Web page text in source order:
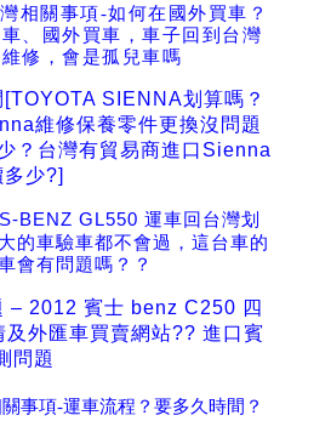
相關事項-如何在國外買車？
、國外買車，車子回到台灣
修，會是孤兒車嗎
SIENNA划算嗎？
維修保養零件更換沒問題
？台灣有貿易商進口Sienna
少?]
BENZ GL550 運車回台灣划
的車驗車都不會過，這台車的
會有問題嗎？？
– 2012 賓士 benz C250 四
及外匯車買賣網站?? 進口賓
問題
事項-運車流程？要多久時間？